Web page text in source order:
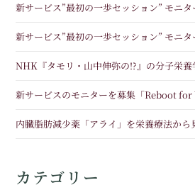
新サービス”最初の一歩セッション” モニ
新サービス”最初の一歩セッション” モニ
NHK『タモリ・山中伸弥の!?』の分子栄養
新サービスのモニターを募集「Reboot for
内臓脂肪減少薬「アライ」を栄養療法から
カテゴリー